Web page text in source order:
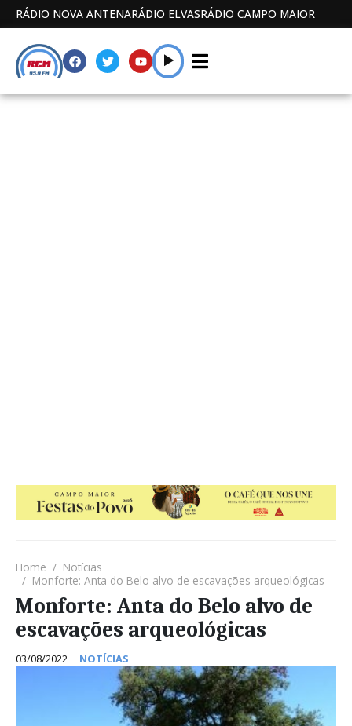
RÁDIO NOVA ANTENARÁDIO ELVASRÁDIO CAMPO MAIOR
Home
Notícias
Monforte: Anta do Belo alvo de escavações arqueológicas
Monforte: Anta do Belo alvo de
escavações arqueológicas
03/08/2022 NOTÍCIAS